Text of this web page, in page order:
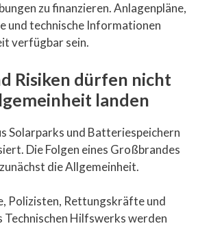
zu finanzieren. Anlagenpläne,
und technische Informationen
verfügbar sein.
Risiken dürfen nicht
landen
Solarparks und Batteriespeichern
Die Folgen eines Großbrandes
die Allgemeinheit.
Polizisten, Rettungskräfte und
Hilfswerks werden